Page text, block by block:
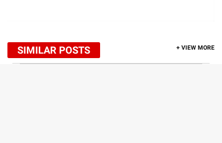
SIMILAR POSTS + VIEW MORE